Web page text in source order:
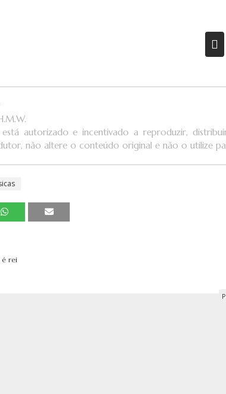
autorizado e incentivado a reproduzir,
não altere o conteúdo original e não o utilize
é rei